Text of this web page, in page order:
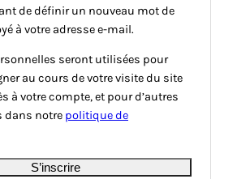
de définir un nouveau mot de
à votre adresse e-mail.
seront utilisées pour
au cours de votre visite du site
à votre compte, et pour d’autres
dans notre politique de
S’inscrire